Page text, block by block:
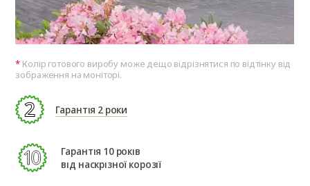
Колір готового виробу може дещо відрізнятися по відтінку від
зображення на моніторі.
Гарантія 2 роки
Гарантія 10 років
від наскрізної корозії